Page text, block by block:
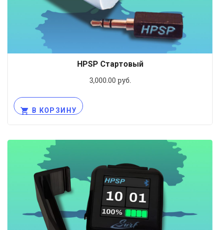
HPSP Стартовый
3,000.00 руб.
В КОРЗИНУ